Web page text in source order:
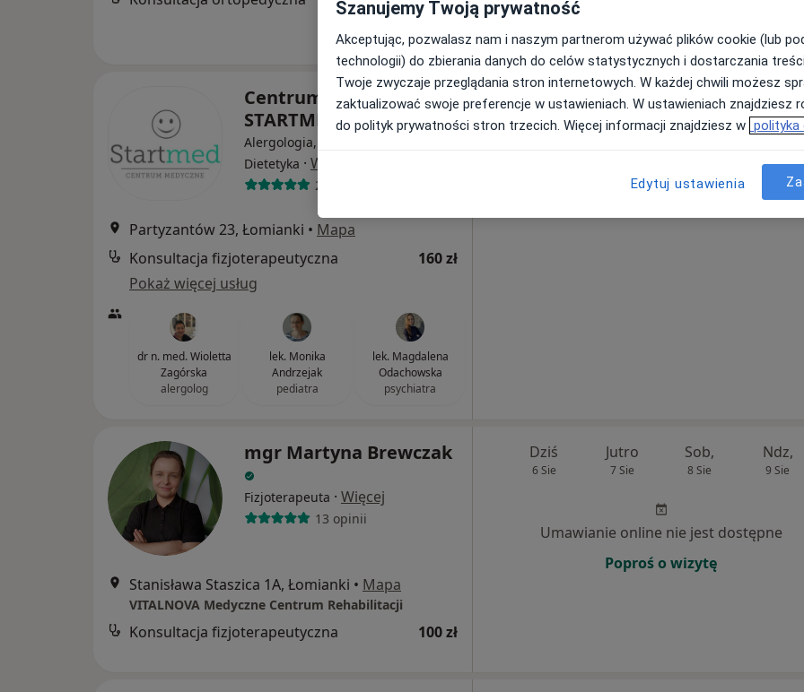
Centrum Medyczne
STARTMED
Alergologia, Alergologia dziecięca,
Dietetyka · Więcej
208 opinii
Partyzantów 23, Łomianki • Mapa
Konsultacja fizjoterapeutyczna
160 zł
Pokaż więcej usług
dr n. med. Wioletta
Zagórska
alergolog
lek. Monika
Andrzejak
pediatra
lek. Magdalena
Odachowska
psychiatra
Dziś Jutro Sob, Ndz,
9 Sie
Umawianie online nie jest dostępne
mgr Martyna Brewczak
Fizjoterapeuta · Więcej
13 opinii
Stanisława Staszica 1A, Łomianki • Mapa
VITALNOVA Medyczne Centrum Rehabilitacji
Konsultacja fizjoterapeutyczna 100 zł
Dziś
6 Sie
Jutro
7 Sie
Sob,
8 Sie
Ndz,
9 Sie
Umawianie online nie jest dostępne
Poproś o wizytę
Szanujemy Twoją prywatność
Akceptując, pozwalasz nam i naszym partnerom używać plików cookie (lub
technologii) do zbierania danych do celów statystycznych i dostarczania
Twoje zwyczaje przeglądania stron internetowych. W każdej chwili możesz
zaktualizować swoje preferencje w ustawieniach. W ustawieniach znajdziesz
do polityk prywatności stron trzecich. Więcej informacji znajdziesz w polityka
Edytuj ustawienia